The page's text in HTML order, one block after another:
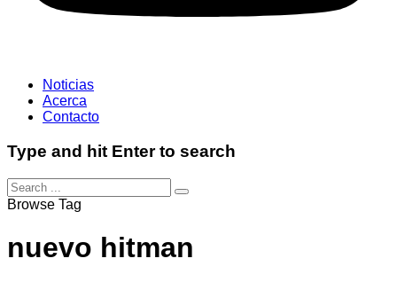
Noticias
Acerca
Contacto
Type and hit Enter to search
Browse Tag
nuevo hitman